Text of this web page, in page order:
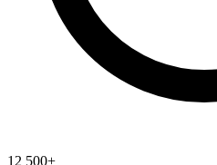
12 500+